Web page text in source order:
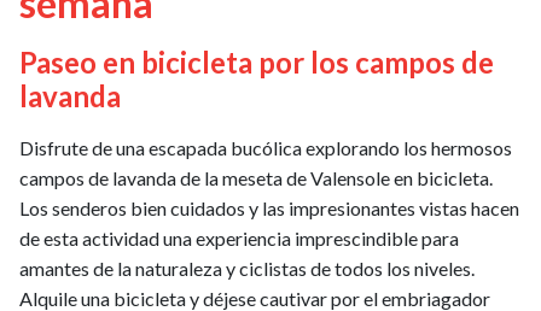
Paseo en bicicleta por los campos de
lavanda
Disfrute de una escapada bucólica explorando los hermosos
campos de lavanda de la meseta de Valensole en bicicleta.
Los senderos bien cuidados y las impresionantes vistas hacen
de esta actividad una experiencia imprescindible para
amantes de la naturaleza y ciclistas de todos los niveles.
Alquile una bicicleta y déjese cautivar por el embriagador